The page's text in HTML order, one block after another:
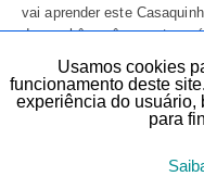
vai aprender este
do crochê você encontra
Usamos cookies
funcionamento deste
experiência do usuário,
para